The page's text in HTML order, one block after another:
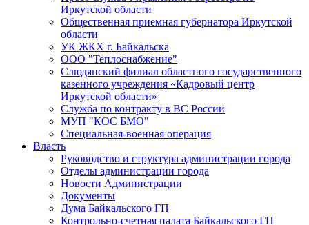
Иркутской области
Общественная приемная губернатора Иркутской
области
УК ЖКХ г. Байкальска
ООО "Теплоснабжение"
Слюдянский филиал областного государственного
казенного учреждения «Кадровый центр
Иркутской области»
Служба по контракту в ВС России
МУП "КОС БМО"
Специальная-военная операция
Власть
Руководство и структура администрации города
Отделы администрации города
Новости Администрации
Документы
Дума Байкальского ГП
Контрольно-счетная палата Байкальского ГП